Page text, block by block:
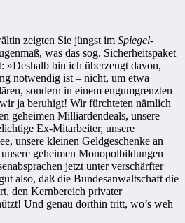
zeigten Sie jüngst im Spiegel-
was das sog. Sicherheitspaket
»Deshalb bin ich überzeugt davon,
notwendig ist – nicht, um etwa
sondern in einem engumgrenzten
ja beruhigt! Wir fürchteten nämlich
geheimen Milliardendeals, unsere
Ex-Mitarbeiter, unsere
unsere kleinen Geldgeschenke an
geheimen Monopolbildungen
jetzt unter verschärfter
also, daß die Bundesanwaltschaft die
den Kernbereich privater
Und genau dorthin tritt, wo’s weh